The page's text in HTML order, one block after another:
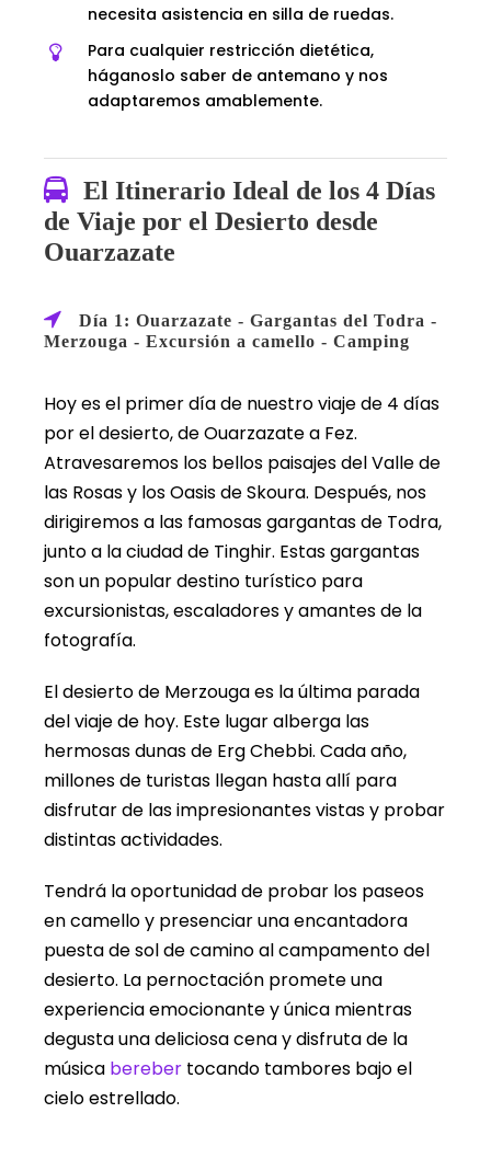
necesita asistencia en silla de ruedas.
Para cualquier restricción dietética,
háganoslo saber de antemano y nos
adaptaremos amablemente.
El Itinerario Ideal de los 4 Días
de Viaje por el Desierto desde
Ouarzazate
Día 1: Ouarzazate - Gargantas del Todra -
Merzouga - Excursión a camello - Camping
Hoy es el primer día de nuestro viaje de 4 días
por el desierto, de Ouarzazate a Fez.
Atravesaremos los bellos paisajes del Valle de
las Rosas y los Oasis de Skoura. Después, nos
dirigiremos a las famosas gargantas de Todra,
junto a la ciudad de Tinghir. Estas gargantas
son un popular destino turístico para
excursionistas, escaladores y amantes de la
fotografía.
El desierto de Merzouga es la última parada
del viaje de hoy. Este lugar alberga las
hermosas dunas de Erg Chebbi. Cada año,
millones de turistas llegan hasta allí para
disfrutar de las impresionantes vistas y probar
distintas actividades.
Tendrá la oportunidad de probar los paseos
en camello y presenciar una encantadora
puesta de sol de camino al campamento del
desierto. La pernoctación promete una
experiencia emocionante y única mientras
degusta una deliciosa cena y disfruta de la
música bereber tocando tambores bajo el
cielo estrellado.